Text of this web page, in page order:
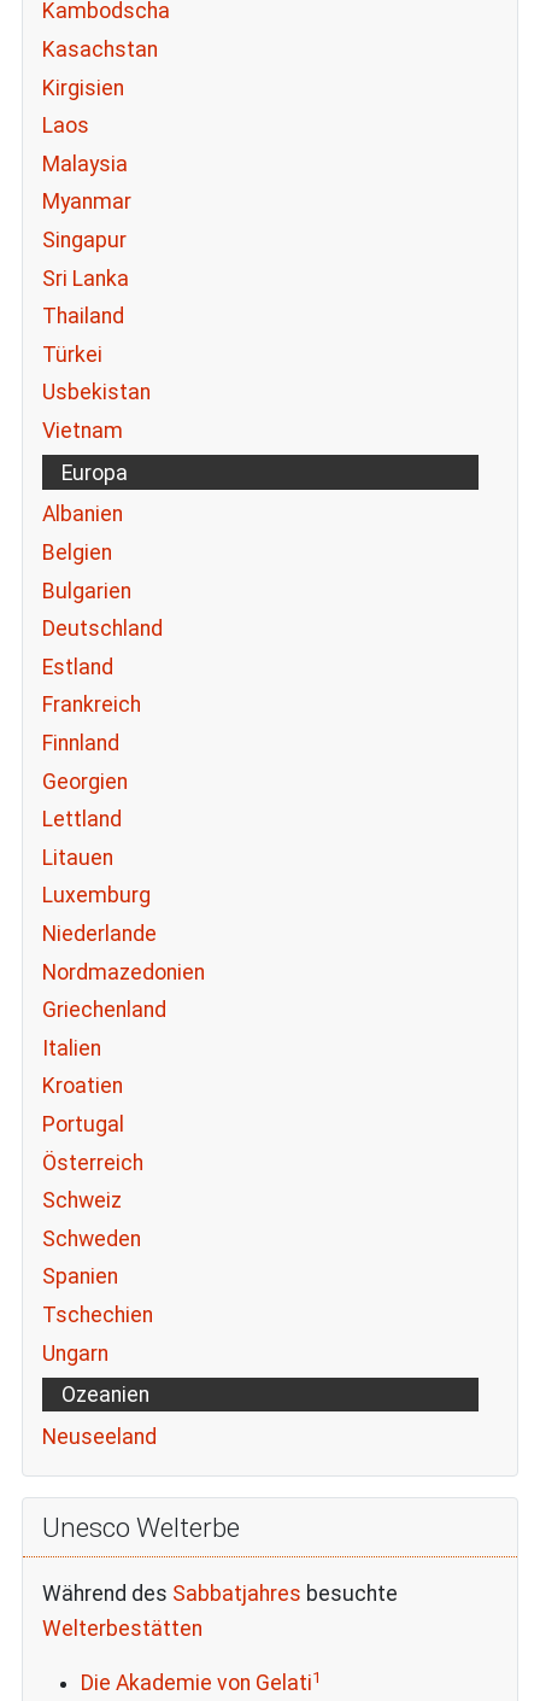
Kambodscha
Kasachstan
Kirgisien
Laos
Malaysia
Myanmar
Singapur
Sri Lanka
Thailand
Türkei
Usbekistan
Vietnam
Europa
Albanien
Belgien
Bulgarien
Deutschland
Estland
Frankreich
Finnland
Georgien
Lettland
Litauen
Luxemburg
Niederlande
Nordmazedonien
Griechenland
Italien
Kroatien
Portugal
Österreich
Schweiz
Schweden
Spanien
Tschechien
Ungarn
Ozeanien
Neuseeland
Unesco Welterbe
Während des Sabbatjahres besuchte
Welterbestätten
Die Akademie von Gelati1